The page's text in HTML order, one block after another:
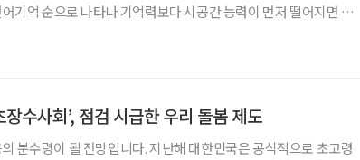
력보다 시공간 능력이 먼저 떨어지면 파
수사회’, 점검 시급한 우리 돌봄 제도
분수령이 될 전망입니다. 지난해 대한민국은 공식적으로 초고령